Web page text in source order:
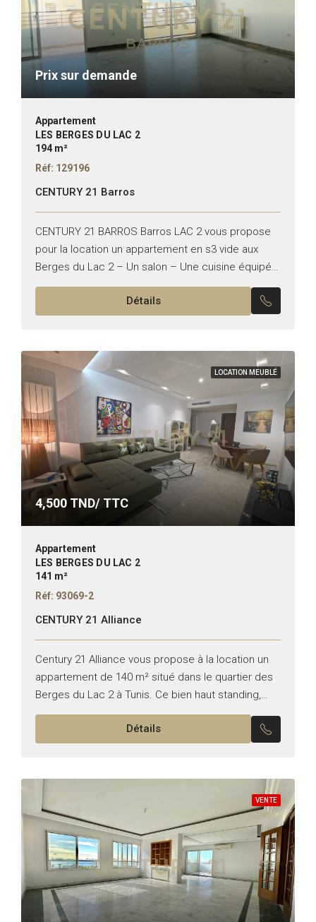
Prix sur demande
Appartement
LES BERGES DU LAC 2
194 m²
Réf: 129196
CENTURY 21 Barros
CENTURY 21 BARROS Barros LAC 2 vous propose
pour la location un appartement en s3 vide aux
Berges du Lac 2 – Un salon – Une cuisine équipée
– Une suite parentale...
Détails
LOCATION MEUBLÉ
4,500TND/ TTC
Appartement
LES BERGES DU LAC 2
141 m²
Réf: 93069-2
CENTURY 21 Alliance
Century 21 Alliance vous propose à la location un
appartement de 140 m² situé dans le quartier des
Berges du Lac 2 à Tunis. Ce bien haut standing,
meublé avec soin, se...
Détails
VENTE